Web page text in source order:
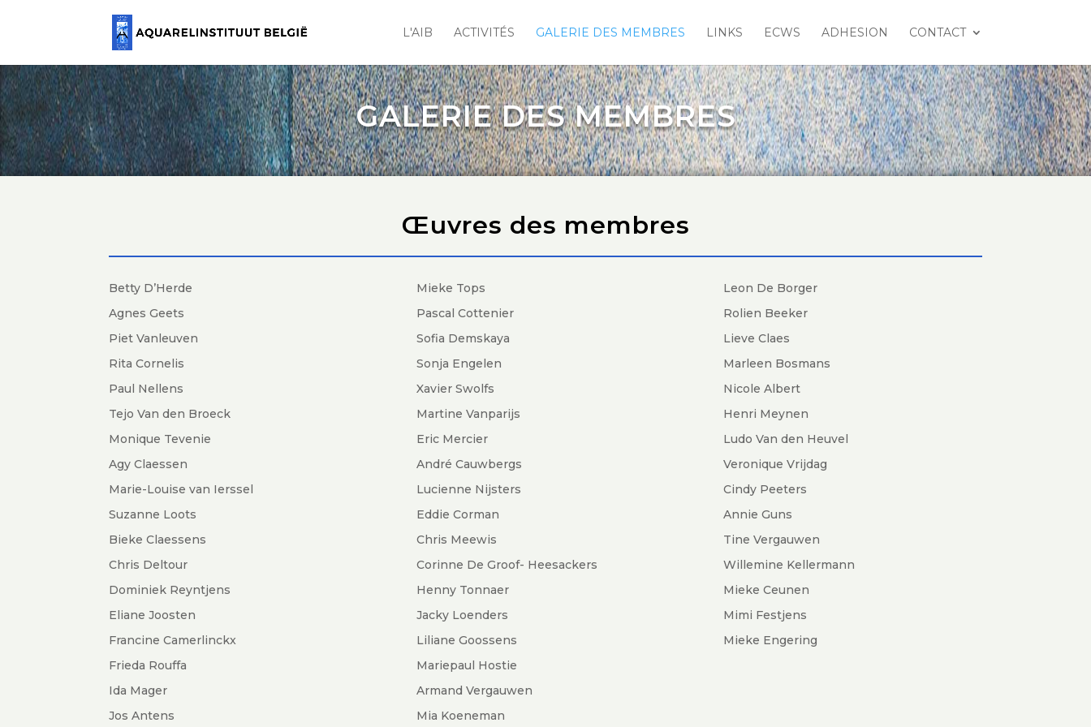
L'AIB ACTIVITÉS GALERIE DES MEMBRES LINKS ECWS ADHESION CONTACT
GALERIE DES MEMBRES
Œuvres des membres
Betty D’Herde
Agnes Geets
Piet Vanleuven
Rita Cornelis
Paul Nellens
Tejo Van den Broeck
Monique Tevenie
Agy Claessen
Marie-Louise van Ierssel
Suzanne Loots
Bieke Claessens
Chris Deltour
Dominiek Reyntjens
Eliane Joosten
Francine Camerlinckx
Frieda Rouffa
Ida Mager
Jos Antens
Mieke Tops
Pascal Cottenier
Sofia Demskaya
Sonja Engelen
Xavier Swolfs
Martine Vanparijs
Eric Mercier
André Cauwbergs
Lucienne Nijsters
Eddie Corman
Chris Meewis
Corinne De Groof- Heesackers
Henny Tonnaer
Jacky Loenders
Liliane Goossens
Mariepaul Hostie
Armand Vergauwen
Mia Koeneman
Leon De Borger
Rolien Beeker
Lieve Claes
Marleen Bosmans
Nicole Albert
Henri Meynen
Ludo Van den Heuvel
Veronique Vrijdag
Cindy Peeters
Annie Guns
Tine Vergauwen
Willemine Kellermann
Mieke Ceunen
Mimi Festjens
Mieke Engering